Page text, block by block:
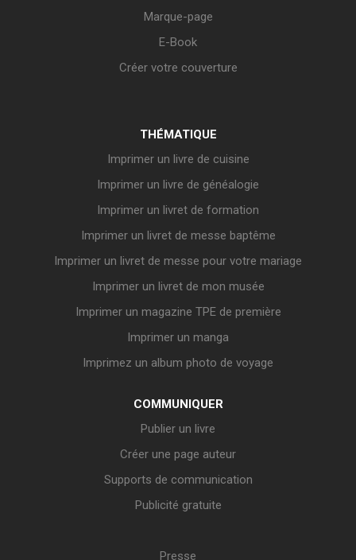
Marque-page
E-Book
Créer votre couverture
THÉMATIQUE
Imprimer un livre de cuisine
Imprimer un livre de généalogie
Imprimer un livret de formation
Imprimer un livret de messe baptême
Imprimer un livret de messe pour votre mariage
Imprimer un livret de mon musée
Imprimer un magazine TPE de première
Imprimer un manga
Imprimez un album photo de voyage
COMMUNIQUER
Publier un livre
Créer une page auteur
Supports de communication
Publicité gratuite
Presse